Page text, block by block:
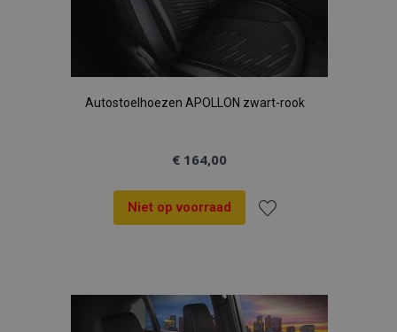
Autostoelhoezen APOLLON zwart-rook
€ 164,00
Niet op voorraad
aan